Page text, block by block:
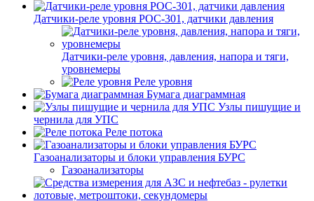
Датчики-реле уровня РОС-301, датчики давления
Датчики-реле уровня, давления, напора и тяги,
уровнемеры
Реле уровня
Бумага диаграммная
Узлы пишущие и
чернила для УПС
Реле потока
Газоанализаторы и блоки управления БУРС
Газоанализаторы